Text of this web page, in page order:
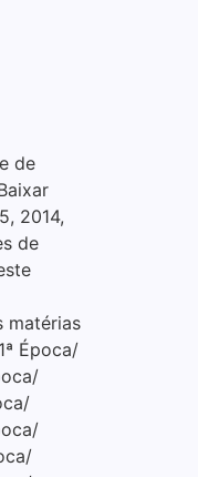
de
2014,
de
matérias
Época/